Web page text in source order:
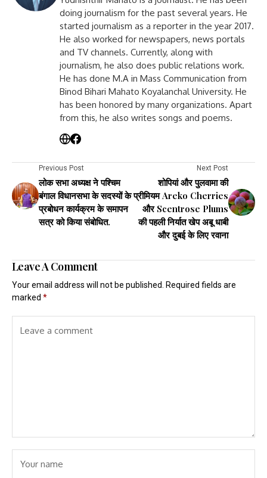
doing journalism for the past several years. He
started journalism as a reporter in the year 2017.
He also worked for newspapers, news portals
and TV channels. Currently, along with
journalism, he also does public relations work.
He has done M.A in Mass Communication from
Binod Bihari Mahato Koyalanchal University. He
has been honored by many organizations. Apart
from this, he also writes songs and poems.
Previous Post
लोक सभा अध्यक्ष ने पश्चिम
बंगाल विधानसभा के सदस्यों के
प्रबोधन कार्यक्रम के समापन
सत्र को किया संबोधित.
Next Post
शोपियां और पुलवामा की
प्रीमियम Areko Cherries
और Scentrose Plums
की पहली निर्यात खेप अबू धाबी
और दुबई के लिए रवाना
Leave A Comment
Your email address will not be published.
Required fields are
marked *